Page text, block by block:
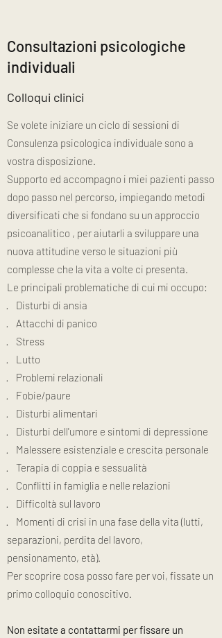
Consultazioni psicologiche
individuali
Colloqui clinici
Se volete iniziare un ciclo di sessioni di
Consulenza psicologica individuale sono a
vostra disposizione.
Supporto ed accompagno i miei pazienti passo
dopo passo nel percorso, impiegando metodi
diversificati che si fondano su un approccio
psicoanalitico , per aiutarli a sviluppare una
nuova attitudine verso le situazioni più
complesse che la vita a volte ci presenta.
Le principali problematiche di cui mi occupo:
· Disturbi di ansia
· Attacchi di panico
· Stress
· Lutto
· Problemi relazionali
· Fobie/paure
· Disturbi alimentari
· Disturbi dell'umore e sintomi di depressione
· Malessere esistenziale e crescita personale
· Terapia di coppia e sessualità
· Conflitti in famiglia e nelle relazioni
· Difficoltà sul lavoro
· Momenti di crisi in una fase della vita (lutti,
separazioni, perdita del lavoro,
pensionamento, età).
Per scoprire cosa posso fare per voi, fissate un
primo colloquio conoscitivo.
Non esitate a contattarmi per fissare un